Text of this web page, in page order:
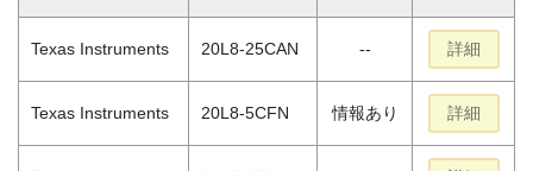
Texas Instruments 20L8-25CAN -- 詳細
Texas Instruments 20L8-5CFN 情報あり 詳細